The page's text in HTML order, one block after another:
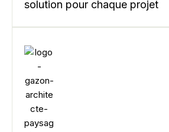
solution pour chaque projet